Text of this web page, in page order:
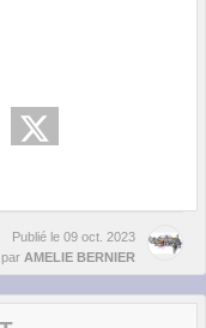
Publié le 09 oct. 2023
par AMELIE BERNIER